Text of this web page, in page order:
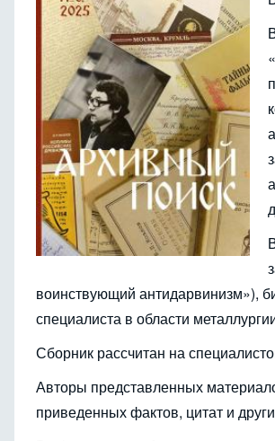
воинствующий антидарвинизм»),
специалиста в области
Сборник рассчитан на
Авторы представленных
приведенных фактов, цитат и